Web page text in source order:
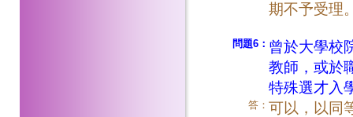
期不予受理
問題6： 曾於大學校
教師，或於
特殊選才入
答： 可以，以同